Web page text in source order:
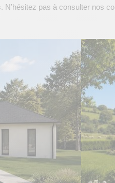
N’hésitez pas à consulter nos